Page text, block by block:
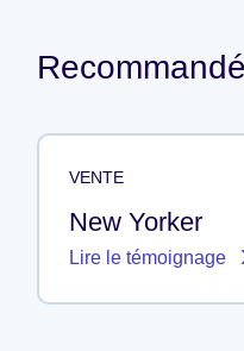
Recommandé
VENTE
New Yorker
Lire le témoignage